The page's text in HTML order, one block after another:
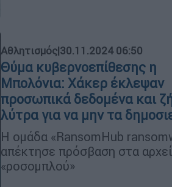
Αθλητισμός|30.11.2024 06:50
Θύμα κυβερνοεπίθεσης η
Μπολόνια: Χάκερ έκλεψαν
προσωπικά δεδομένα και
λύτρα για να μην τα
Η ομάδα «RansomHub
απέκτησε πρόσβαση στα
«ροσομπλού»